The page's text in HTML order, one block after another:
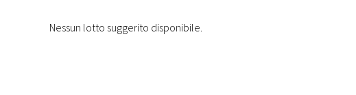
Nessun lotto suggerito disponibile.